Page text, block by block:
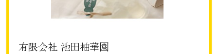
有限会社 池田柚華園